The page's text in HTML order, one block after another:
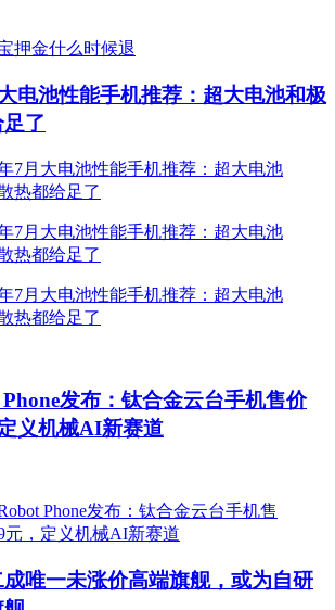
电池性能手机推荐：超大电池和极
了
发布：钛合金云台手机售价
义机械AI新赛道
唯一未涨价高端旗舰，或为自研